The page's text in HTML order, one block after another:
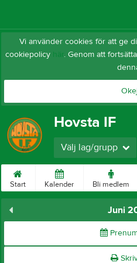
Vi använder cookies för att ge
cookiepolicy här. Genom att
Hovsta IF
Välj lag/grupp
Start Kalender Bli medlem
Juni